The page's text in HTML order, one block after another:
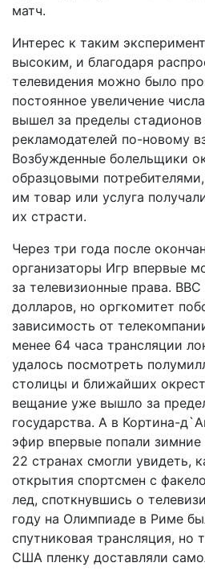
матч.
Интерес к таким
высоким, и благодаря
телевидения можно было
постоянное увеличение
вышел за пределы стадионов
рекламодателей по-новому
Возбужденные болельщики
образцовыми
им товар или услуга
их страсти.
Через три года после
организаторы Игр впервые
за телевизионные права.
долларов, но оргкомитет
зависимость от
менее 64 часа трансляции
удалось посмотреть
столицы и ближайших
вещание уже вышло за
государства. А в Кортина-
эфир впервые попали
22 странах смогли увидеть,
открытия спортсмен с
лед, споткнувшись о
году на Олимпиаде в Риме
спутниковая трансляция, но
США пленку доставляли